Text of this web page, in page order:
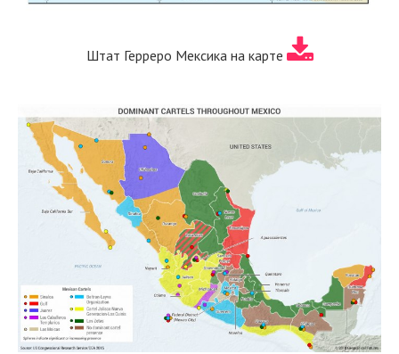
Штат Герреро Мексика на карте